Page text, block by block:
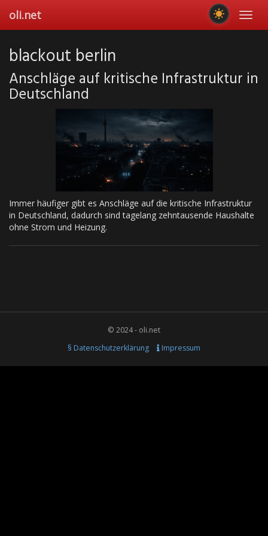
main
oli.net
blackout berlin
Anschläge auf kritische Infrastruktur in
Deutschland
Immer häufiger gibt es Anschläge auf die kritische Infrastruktur
in Deutschland, dadurch sind tagelang zehntausende Haushalte
ohne Strom und Heizung.
© 2024 - oli.net
§ Datenschutzerklärung
Impressum